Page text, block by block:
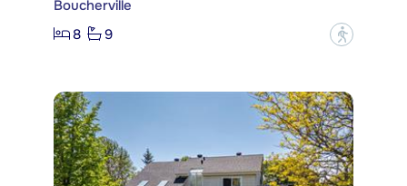
Boucherville
8
9 ?